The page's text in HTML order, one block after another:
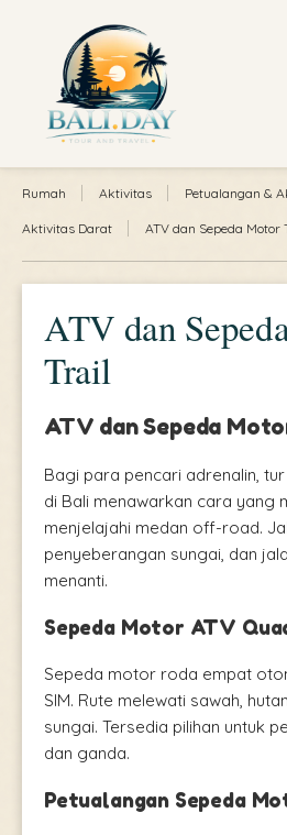
Rumah Aktivitas Petualangan &
Aktivitas Darat ATV dan Sepeda Motor
ATV dan
Trail
ATV dan Sepeda
Bagi para pencari adrenalin,
di Bali menawarkan cara yang
menjelajahi medan off-road.
penyeberangan sungai, dan
menanti.
Sepeda Motor ATV
Sepeda motor roda empat
SIM. Rute melewati sawah,
sungai. Tersedia pilihan untuk
dan ganda.
Petualangan Sepeda